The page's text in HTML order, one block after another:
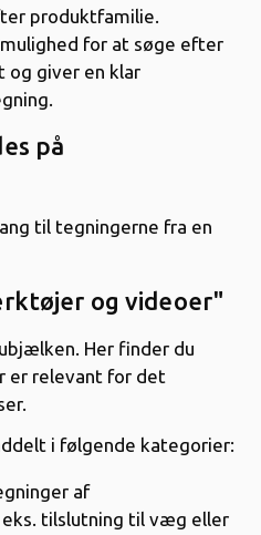
produktfamilie.
for at søge efter
og giver en klar
på
til tegningerne fra en
og videoer"
Her finder du
er relevant for det
i følgende kategorier:
af
eks. tilslutning til væg eller